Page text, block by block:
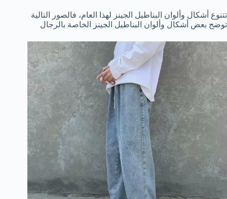
تتنوع أشكال وألوان البناطيل الجينز لهذا العام، فالصور التالية
توضح بعض أشكال وألوان البناطيل الجينز الخاصة بالرجال